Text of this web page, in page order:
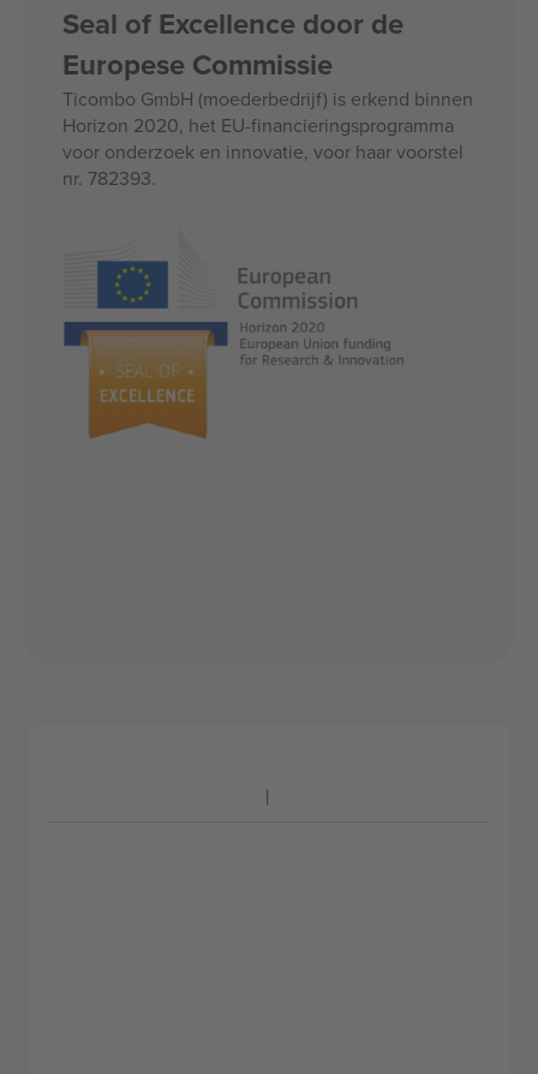
Seal of Excellence door de
Europese Commissie
Ticombo GmbH (moederbedrijf) is erkend binnen
Horizon 2020, het EU-financieringsprogramma
voor onderzoek en innovatie, voor haar voorstel
nr. 782393.